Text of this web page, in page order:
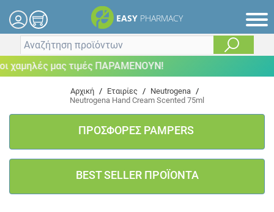
EASY PHARMACY
μας τιμές ΠΑΡΑΜΕΝΟΥΝ!
Αρχική / Εταιρίες / Neutrogena /
Neutrogena Hand Cream Scented 75ml
ΠΡΟΣΦΟΡΕΣ PAMPERS
BEST SELLER ΠΡΟΪΟΝΤΑ